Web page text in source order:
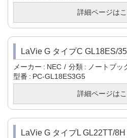
詳細ページは
LaVie G タイプC GL18ES/
メーカー NEC 分類
ノートブッ
型番
PC-GL18ES3G5
詳細ページは
LaVie G タイプL GL22TT/